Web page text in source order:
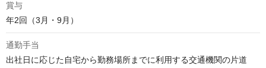
賞与
年2回（3月・9月）
通勤手当
出社日に応じた自宅から勤務場所までに利用する交通機関の片道